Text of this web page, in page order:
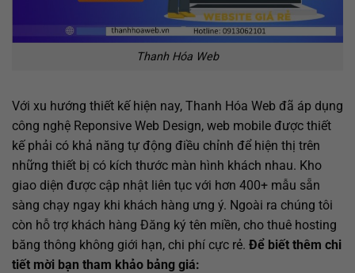
Thanh Hóa Web
Với xu hướng thiết kế hiện nay, Thanh Hóa Web đã áp dụng
công nghệ Reponsive Web Design, web mobile được thiết
kế phải có khả năng tự động điều chỉnh để hiện thị trên
những thiết bị có kích thước màn hình khách nhau. Kho
giao diện được cập nhật liên tục với hơn 400+ mẫu sẵn
sàng chạy ngay khi khách hàng ưng ý. Ngoài ra chúng tôi
còn hỗ trợ khách hàng Đăng ký tên miền, cho thuê hosting
băng thông không giới hạn, chi phí cực rẻ. Để biết thêm chi
tiết mời bạn tham khảo bảng giá: